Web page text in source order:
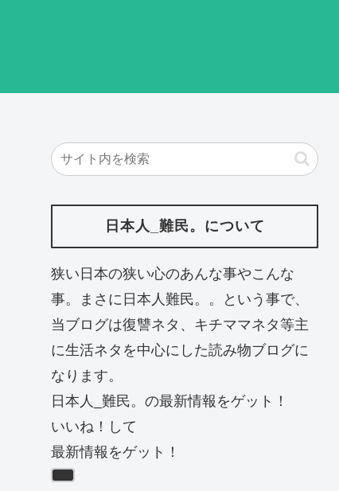
日本人_難民。について
狭い日本の狭い心のあんな事やこんな
事。まさに日本人難民。。という事で、
当ブログは復讐ネタ、キチママネタ等主
に生活ネタを中心にした読み物ブログに
なります。
日本人_難民。の最新情報をゲット！
いいね！して
最新情報をゲット！